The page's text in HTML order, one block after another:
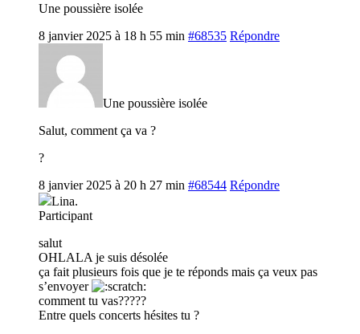
Une poussière isolée
8 janvier 2025 à 18 h 55 min #68535 Répondre
Une poussière isolée
Salut, comment ça va ?
?
8 janvier 2025 à 20 h 27 min #68544 Répondre
Lina.
Participant
salut
OHLALA je suis désolée
ça fait plusieurs fois que je te réponds mais ça veux pas
s’envoyer
comment tu vas?????
Entre quels concerts hésites tu ?